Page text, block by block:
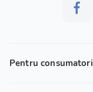
Pentru consumatori